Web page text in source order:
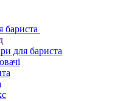
бариста
для бариста